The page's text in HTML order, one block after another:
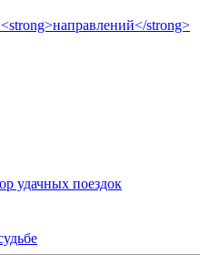
удачных поездок